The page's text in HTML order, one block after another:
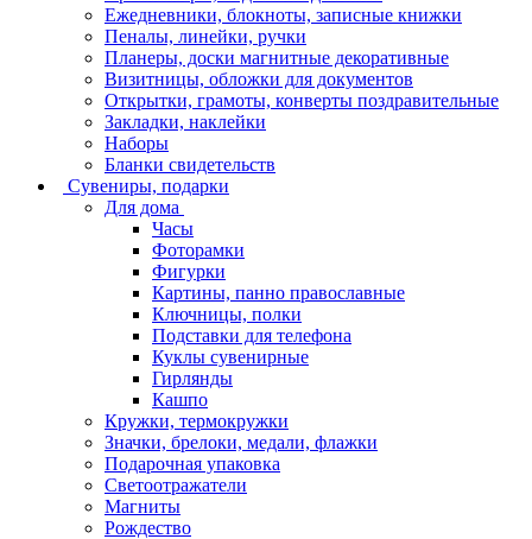
Ежедневники, блокноты, записные книжки
Пеналы, линейки, ручки
Планеры, доски магнитные декоративные
Визитницы, обложки для документов
Открытки, грамоты, конверты поздравительные
Закладки, наклейки
Наборы
Бланки свидетельств
Сувениры, подарки
Для дома
Часы
Фоторамки
Фигурки
Картины, панно православные
Ключницы, полки
Подставки для телефона
Куклы сувенирные
Гирлянды
Кашпо
Кружки, термокружки
Значки, брелоки, медали, флажки
Подарочная упаковка
Светоотражатели
Магниты
Рождество